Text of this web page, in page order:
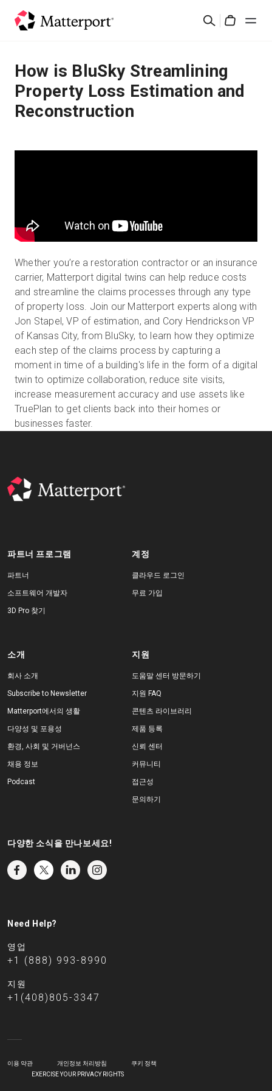
검
솔루션
제품
문의하기
로그인
무료 체험판
영업: +65 6797 8416
KO
How is BluSky Streamlining
Property Loss Estimation and
Reconstruction
Whether you’re a restoration contractor or an insurance
carrier, Matterport digital twins can help reduce costs
and streamline the claims processes through any type
of property loss. Join our Matterport experts along with
Jon Stapel, VP of estimation, and Cory Hendrickson VP
of Kansas City, from BluSky, to learn how they optimize
each step of the claims process by capturing a
moment in time of a building's life in the form of a digital
twin to optimize collaboration, reduce site visits,
increase measurement accuracy and use assets like
TruePlan to get clients back into their homes or
businesses faster.
파트너 프로그램
파트너
소프트웨어 개발자
3D Pro 찾기
계정
클라우드 로그인
무료 가입
소개
회사 소개
Subscribe to Newsletter
Matterport에서의 생활
다양성 및 포용성
환경, 사회 및 거버넌스
채용 정보
Podcast
지원
도움말 센터 방문하기
지원 FAQ
콘텐츠 라이브러리
제품 등록
신뢰 센터
커뮤니티
접근성
문의하기
다양한 소식을 만나보세요!
Need Help?
영업
+1 (888) 993-8990
지원
+1(408)805-3347
이용 약관 개인정보 처리방침
쿠키 정책
EXERCISE YOUR PRIVACY RIGHTS